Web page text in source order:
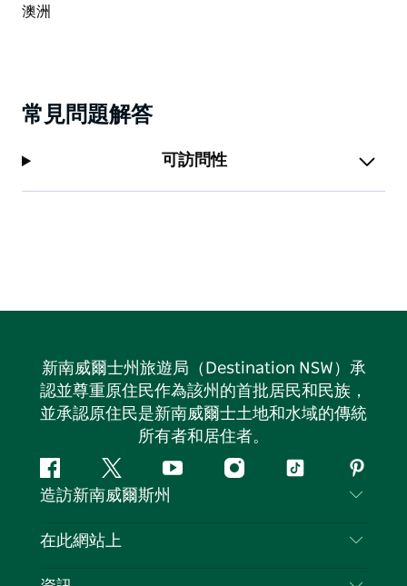
常見問題解答
可訪問性
新南威爾士州旅遊局（Destination NSW）承
認並尊重原住民作為該州的首批居民和民族，
並承認原住民是新南威爾士土地和水域的傳統
所有者和居住者。
Facebook嘰
嘰
喳
Youtube Instagram
抖
造訪新南威爾斯州
聯絡我們
在此網站上
目的地